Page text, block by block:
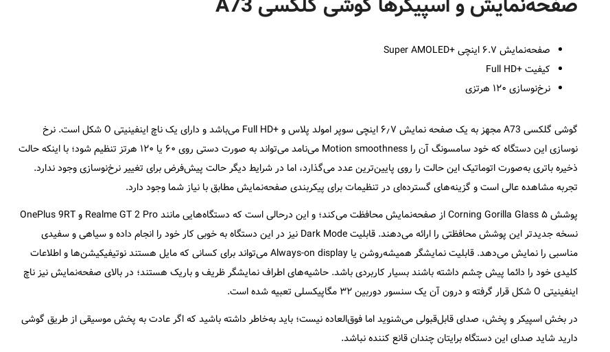
صفحه‌نمایش ۶.۷ اینچی +Super AMOLED
کیفیت +Full HD
نرخ‌نوسازی ۱۲۰ هرتزی
گوشی گلکسی A73 مجهز به یک صفحه نمایش ۶٫۷ اینچی سوپر امولد پلاس و +Full HD می‌باشد و دارای یک ناچ اینفینیتی O شکل است. نرخ
نوسازی این دستگاه که خود سامسونگ آن را Motion smoothness می‌نامد می‌تواند به صورت دستی روی ۶۰ یا ۱۲۰ هرتز تنظیم شود؛ با اینکه حالت
ذخیره باتری به‌صورت اتوماتیک این حالت را روی پایین‌ترین عدد می‌گذارد، اما در شرایط دیگر حالت پیش‌فرض برای تغییر نرخ‌نوسازی وجود ندارد.
تجربه مشاهده عالی است و گزینه‌های گسترده‌ای در تنظیمات برای پیکربندی صفحه‌نمایش مطابق با نیاز شما وجود دارد.
پوشش ۵ Corning Gorilla Glass از صفحه‌نمایش محافظت می‌کند؛ و این درحالی است که دستگاه‌هایی مانند Realme GT 2 Pro و OnePlus 9RT
نسخه جدیدتر این پوشش محافظتی را ارائه می‌دهند. قابلیت Dark Mode نیز در این دستگاه به خوبی کار خود را انجام داده و سیاهی و سفیدی
مناسبی را نمایش می‌دهد. قابلیت نمایشگر همیشه‌روشن یا Always-on display می‌تواند برای کسانی که مایل هستند نوتیفیکیشن‌ها و اطلاعات
کلیدی خود را دائما پیش چشم داشته باشند بسیار کاربردی باشد. حاشیه‌های اطراف نمایشگر ظریف و باریک هستند؛ در بالای صفحه‌نمایش نیز ناچ
اینفینیتی O شکل قرار گرفته و درون آن یک سنسور دوربین ۳۲ مگاپیکسلی تعبیه شده است.
در بخش اسپیکر و پخش، صدای قابل‌قبولی می‌شنوید اما فوق‌العاده نیست؛ باید به‌خاطر داشته باشید که اگر عادت به پخش موسیقی از طریق گوشی
دارید شاید صدای این دستگاه برایتان چندان قانع کننده نباشد.